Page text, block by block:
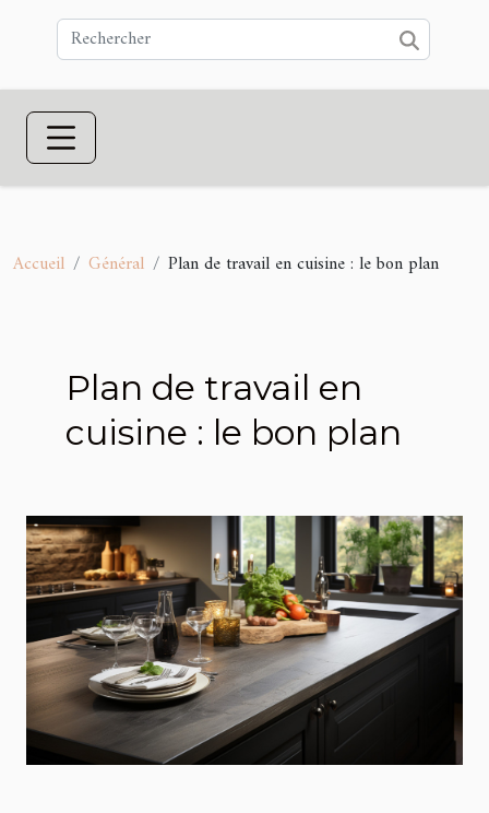
Accueil Général Plan de travail en cuisine : le bon plan
Plan de travail en
cuisine : le bon plan